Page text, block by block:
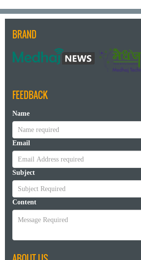
BRAND
FEEDBACK
Name
Email
Subject
Content